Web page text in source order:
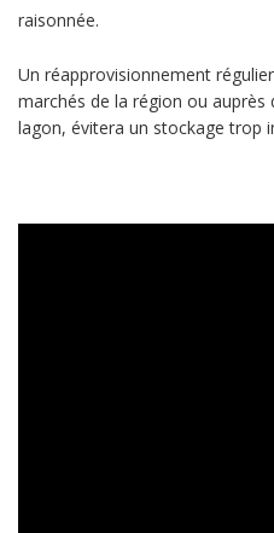
raisonnée.
Un réapprovisionnement
marchés de la région ou
lagon, évitera un stockage trop